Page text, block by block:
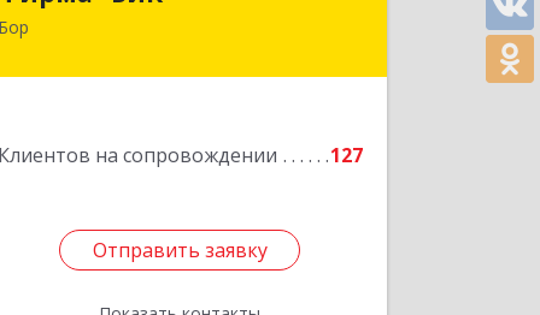
Бор
Клиентов на сопровождении 127
Отправить заявку
Отправить заявку